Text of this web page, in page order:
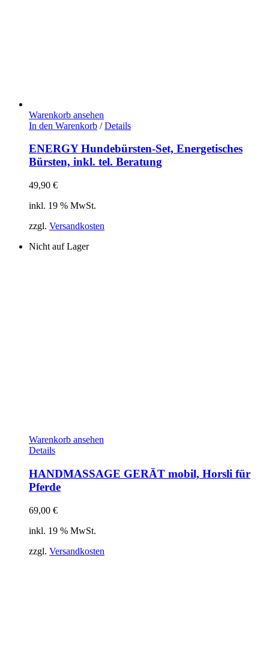
Warenkorb ansehen
In den Warenkorb / Details
ENERGY Hundebürsten-Set, Energetisches
Bürsten, inkl. tel. Beratung
49,90 €
inkl. 19 % MwSt.
zzgl. Versandkosten
Nicht auf Lager
Warenkorb ansehen
Details
HANDMASSAGE GERÄT mobil, Horsli für
Pferde
69,00 €
inkl. 19 % MwSt.
zzgl. Versandkosten